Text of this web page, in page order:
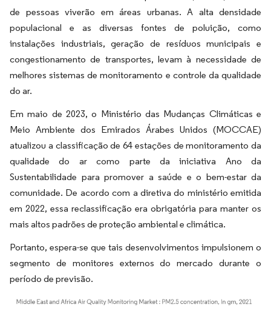
de pessoas viverão em áreas urbanas. A alta densidade
populacional e as diversas fontes de poluição, como
instalações industriais, geração de resíduos municipais e
congestionamento de transportes, levam à necessidade de
melhores sistemas de monitoramento e controle da qualidade
do ar.
Em maio de 2023, o Ministério das Mudanças Climáticas e
Meio Ambiente dos Emirados Árabes Unidos (MOCCAE)
atualizou a classificação de 64 estações de monitoramento da
qualidade do ar como parte da iniciativa Ano da
Sustentabilidade para promover a saúde e o bem-estar da
comunidade. De acordo com a diretiva do ministério emitida
em 2022, essa reclassificação era obrigatória para manter os
mais altos padrões de proteção ambiental e climática.
Portanto, espera-se que tais desenvolvimentos impulsionem o
segmento de monitores externos do mercado durante o
período de previsão.